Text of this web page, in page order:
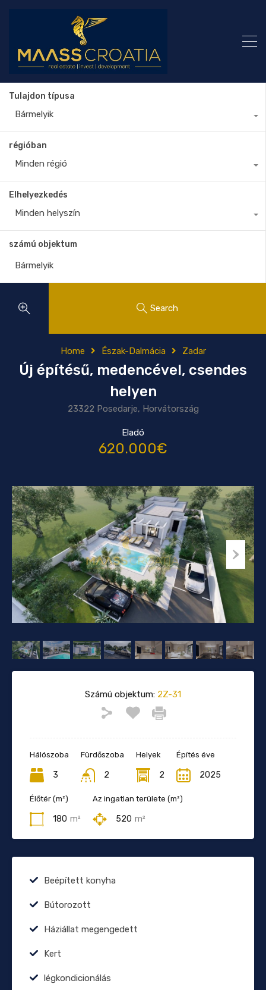
Tulajdon típusa
Bármelyik
régióban
Minden régió
Elhelyezkedés
Minden helyszín
számú objektum
Search
Home Észak-Dalmácia Zadar
Új építésű, medencével, csendes
helyen
23322 Posedarje, Horvátország
Eladó
620.000€
Számú objektum: 2Z-31
Hálószoba
3
Fürdőszoba
2
Helyek
2
Építés éve
2025
Élőtér (m²)
180 m²
Az ingatlan területe (m²)
520 m²
Beépített konyha
Bútorozott
Háziállat megengedett
Kert
légkondicionálás